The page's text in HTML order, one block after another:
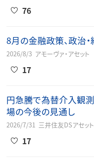
76
8月の金融政策、政治・
2026/8/3 アモーヴァ・アセット
17
円急騰で為替介入観
場の今後の見通し
2026/7/31 三井住友DSアセット
17